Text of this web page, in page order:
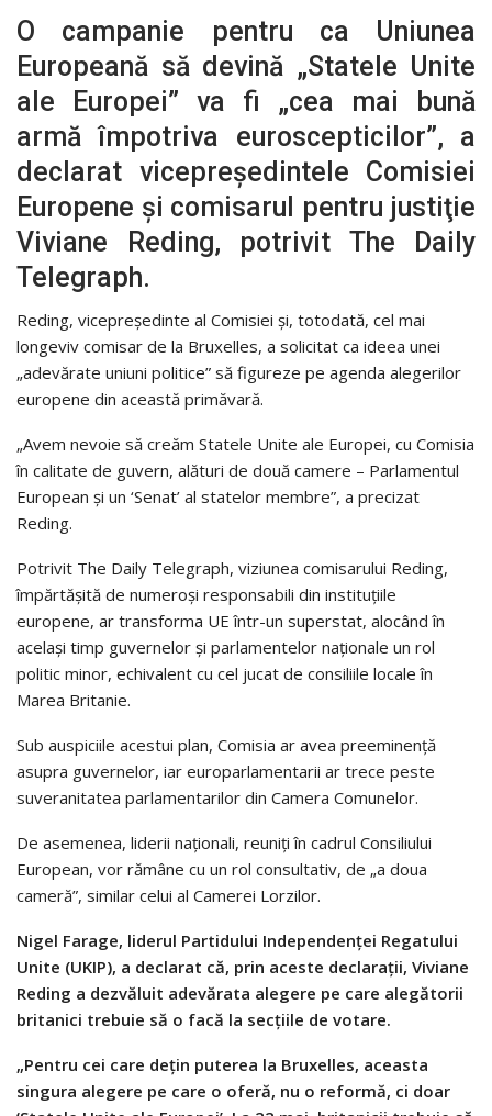
O campanie pentru ca Uniunea
Europeană să devină „Statele Unite
ale Europei” va fi „cea mai bună
armă împotriva euroscepticilor”, a
declarat vicepreşedintele Comisiei
Europene şi comisarul pentru justiţie
Viviane Reding, potrivit The Daily
Telegraph.
Reding, vicepreşedinte al Comisiei şi, totodată, cel mai
longeviv comisar de la Bruxelles, a solicitat ca ideea unei
„adevărate uniuni politice” să figureze pe agenda alegerilor
europene din această primăvară.
„Avem nevoie să creăm Statele Unite ale Europei, cu Comisia
în calitate de guvern, alături de două camere – Parlamentul
European şi un ‘Senat’ al statelor membre”, a precizat
Reding.
Potrivit The Daily Telegraph, viziunea comisarului Reding,
împărtăşită de numeroşi responsabili din instituţiile
europene, ar transforma UE într-un superstat, alocând în
acelaşi timp guvernelor şi parlamentelor naţionale un rol
politic minor, echivalent cu cel jucat de consiliile locale în
Marea Britanie.
Sub auspiciile acestui plan, Comisia ar avea preeminenţă
asupra guvernelor, iar europarlamentarii ar trece peste
suveranitatea parlamentarilor din Camera Comunelor.
De asemenea, liderii naţionali, reuniţi în cadrul Consiliului
European, vor rămâne cu un rol consultativ, de „a doua
cameră”, similar celui al Camerei Lorzilor.
Nigel Farage, liderul Partidului Independenţei Regatului
Unite (UKIP), a declarat că, prin aceste declaraţii, Viviane
Reding a dezvăluit adevărata alegere pe care alegătorii
britanici trebuie să o facă la secţiile de votare.
„Pentru cei care deţin puterea la Bruxelles, aceasta
singura alegere pe care o oferă, nu o reformă, ci doar